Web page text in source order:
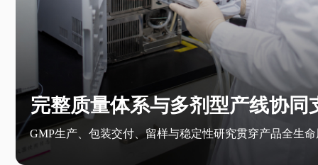
GMP生产、包装交付、留样与稳定性研究贯穿产品全生
完整质量体系与多剂型产线协同